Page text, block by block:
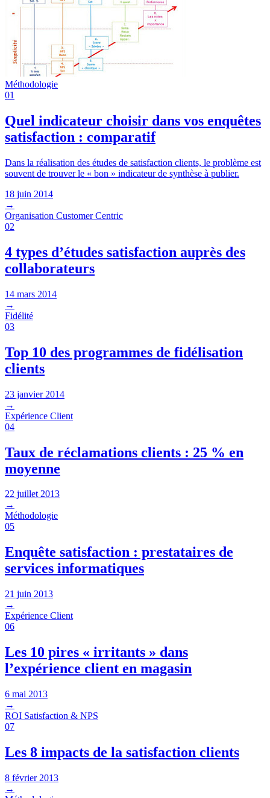
Méthodologie
01
Quel indicateur choisir dans vos enquêtes
satisfaction : comparatif
Dans la réalisation des études de satisfaction clients, le problème est
souvent de trouver le « bon » indicateur de synthèse à publier.
18 juin 2014
→
Organisation Customer Centric
02
4 types d’études satisfaction auprès des
collaborateurs
14 mars 2014
→
Fidélité
03
Top 10 des programmes de fidélisation
clients
23 janvier 2014
→
Expérience Client
04
Taux de réclamations clients : 25 % en
moyenne
22 juillet 2013
→
Méthodologie
05
Enquête satisfaction : prestataires de
services informatiques
21 juin 2013
→
Expérience Client
06
Les 10 pires « irritants » dans
l’expérience client en magasin
6 mai 2013
→
ROI Satisfaction & NPS
07
Les 8 impacts de la satisfaction clients
8 février 2013
→